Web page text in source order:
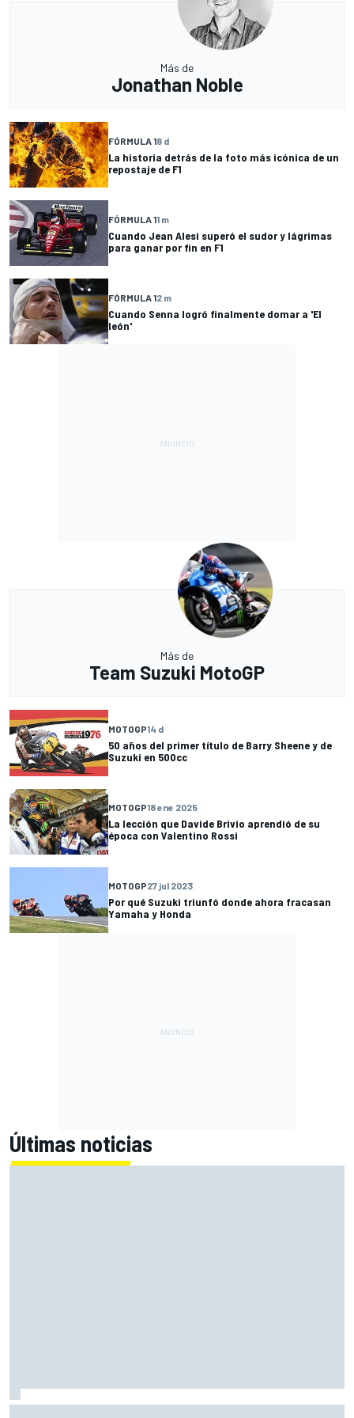
Más de
Jonathan Noble
FÓRMULA 18 d
La historia detrás de la foto más icónica de un
repostaje de F1
FÓRMULA 11 m
Cuando Jean Alesi superó el sudor y lágrimas
para ganar por fin en F1
FÓRMULA 12 m
Cuando Senna logró finalmente domar a 'El
león'
Más de
Team Suzuki MotoGP
MOTOGP14 d
50 años del primer título de Barry Sheene y de
Suzuki en 500cc
MOTOGP18 ene 2025
La lección que Davide Brivio aprendió de su
época con Valentino Rossi
MOTOGP27 jul 2023
Por qué Suzuki triunfó donde ahora fracasan
Yamaha y Honda
Últimas noticias